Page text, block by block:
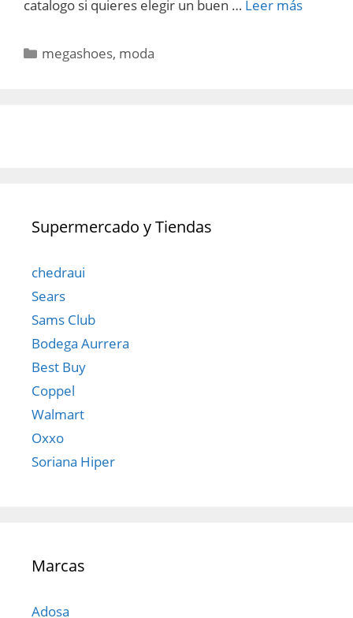
catalogo si quieres elegir un buen … Leer más
Categorías
megashoes, moda
Supermercado y Tiendas
chedraui
Sears
Sams Club
Bodega Aurrera
Best Buy
Coppel
Walmart
Oxxo
Soriana Hiper
Marcas
Adosa